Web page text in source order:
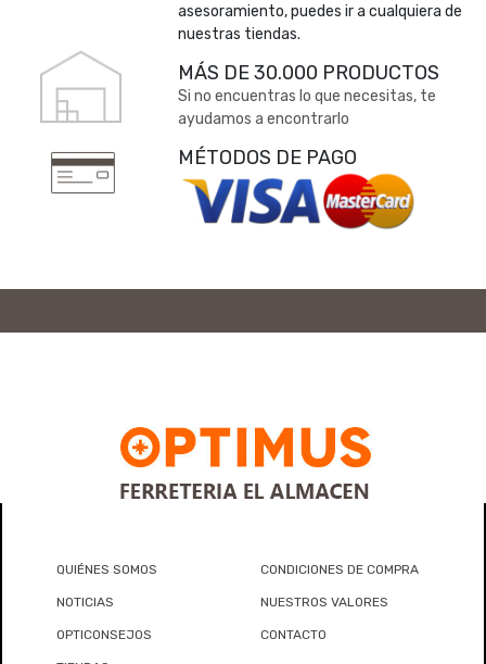
asesoramiento, puedes ir a cualquiera de
nuestras tiendas.
MÁS DE 30.000 PRODUCTOS
Si no encuentras lo que necesitas, te
ayudamos a encontrarlo
MÉTODOS DE PAGO
QUIÉNES SOMOS CONDICIONES DE COMPRA
NOTICIAS NUESTROS VALORES
OPTICONSEJOS CONTACTO